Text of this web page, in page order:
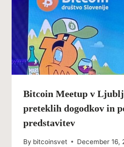
Bitcoin Meetup v
preteklih dogodkov in
predstavitev
By bitcoinsvet December 16,